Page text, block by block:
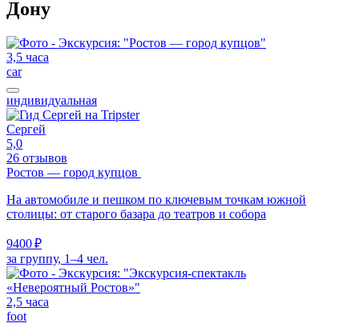
Дону
3,5 часа
car
индивидуальная
Сергей
5,0
26 отзывов
Ростов — город купцов
На автомобиле и пешком по ключевым точкам южной
столицы: от старого базара до театров и собора
9400 ₽
за группу, 1–4 чел.
2,5 часа
foot